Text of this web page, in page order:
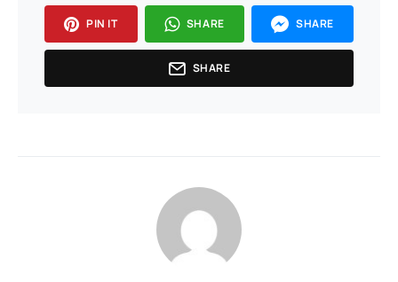
PIN IT SHARE SHARE
SHARE